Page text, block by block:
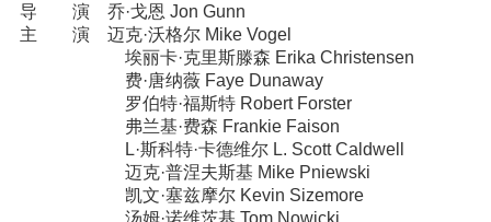
导 演 乔·戈恩 Jon Gunn
主 演 迈克·沃格尔 Mike Vogel
埃丽卡·克里斯滕森 Erika Christensen
费·唐纳薇 Faye Dunaway
罗伯特·福斯特 Robert Forster
弗兰基·费森 Frankie Faison
L·斯科特·卡德维尔 L. Scott Caldwell
迈克·普涅夫斯基 Mike Pniewski
凯文·塞兹摩尔 Kevin Sizemore
汤姆·诺维茨基 Tom Nowicki